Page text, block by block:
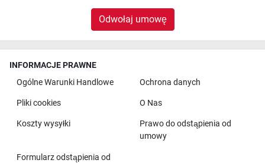
Odwołaj umowę
INFORMACJE PRAWNE
Ogólne Warunki Handlowe
Ochrona danych
Pliki cookies O Nas
Koszty wysyłki
Prawo do odstąpienia od
umowy
Formularz odstąpienia od